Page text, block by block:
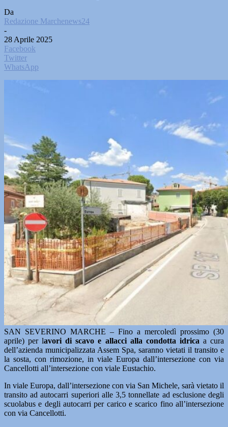
Da
Redazione Marchenews24
-
28 Aprile 2025
Facebook
Twitter
WhatsApp
SAN SEVERINO MARCHE – Fino a mercoledì prossimo (30
aprile) per lavori di scavo e allacci alla condotta idrica a cura
dell’azienda municipalizzata Assem Spa, saranno vietati il transito e
la sosta, con rimozione, in viale Europa dall’intersezione con via
Cancellotti all’intersezione con viale Eustachio.
In viale Europa, dall’intersezione con via San Michele, sarà vietato il
transito ad autocarri superiori alle 3,5 tonnellate ad esclusione degli
scuolabus e degli autocarri per carico e scarico fino all’intersezione
con via Cancellotti.